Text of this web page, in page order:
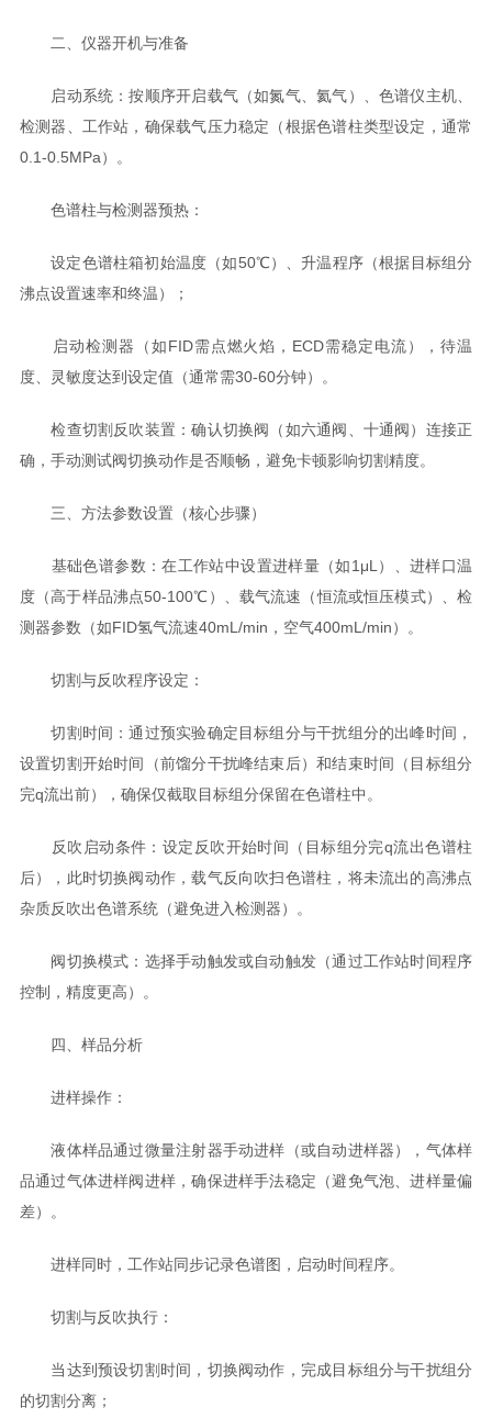
二、仪器开机与准备
启动系统：按顺序开启载气（如氮气、氦气）、色谱仪主机、
检测器、工作站，确保载气压力稳定（根据色谱柱类型设定，通常
0.1-0.5MPa）。
色谱柱与检测器预热：
设定色谱柱箱初始温度（如50℃）、升温程序（根据目标组分
沸点设置速率和终温）；
启动检测器（如FID需点燃火焰，ECD需稳定电流），待温
度、灵敏度达到设定值（通常需30-60分钟）。
检查切割反吹装置：确认切换阀（如六通阀、十通阀）连接正
确，手动测试阀切换动作是否顺畅，避免卡顿影响切割精度。
三、方法参数设置（核心步骤）
基础色谱参数：在工作站中设置进样量（如1μL）、进样口温
度（高于样品沸点50-100℃）、载气流速（恒流或恒压模式）、检
测器参数（如FID氢气流速40mL/min，空气400mL/min）。
切割与反吹程序设定：
切割时间：通过预实验确定目标组分与干扰组分的出峰时间，
设置切割开始时间（前馏分干扰峰结束后）和结束时间（目标组分
完q流出前），确保仅截取目标组分保留在色谱柱中。
反吹启动条件：设定反吹开始时间（目标组分完q流出色谱柱
后），此时切换阀动作，载气反向吹扫色谱柱，将未流出的高沸点
杂质反吹出色谱系统（避免进入检测器）。
阀切换模式：选择手动触发或自动触发（通过工作站时间程序
控制，精度更高）。
四、样品分析
进样操作：
液体样品通过微量注射器手动进样（或自动进样器），气体样
品通过气体进样阀进样，确保进样手法稳定（避免气泡、进样量偏
差）。
进样同时，工作站同步记录色谱图，启动时间程序。
切割与反吹执行：
当达到预设切割时间，切换阀动作，完成目标组分与干扰组分
的切割分离；